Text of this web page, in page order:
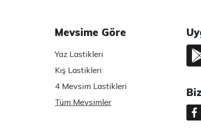
Mevsime Göre
Yaz Lastikleri
Kış Lastikleri
4 Mevsim Lastikleri
Tüm Mevsimler